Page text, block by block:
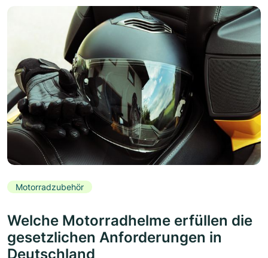
Motorradzubehör
Welche Motorradhelme erfüllen die
gesetzlichen Anforderungen in
Deutschland